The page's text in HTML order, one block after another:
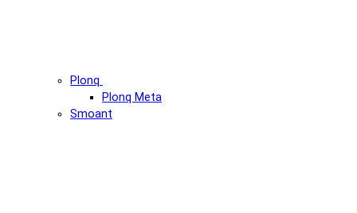
Plonq
Plonq Meta
Smoant